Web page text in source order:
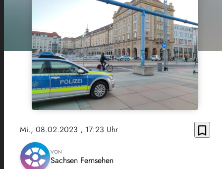
Mi., 08.02.2023 , 17:23 Uhr bookmark_border
VON
Sachsen Fernsehen